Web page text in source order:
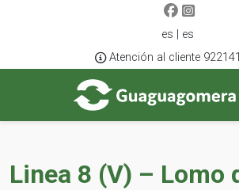
es | es
Atención al cliente
Linea 8 (V) – Lomo